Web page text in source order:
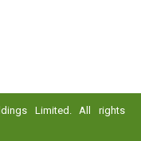
Limited. All rights